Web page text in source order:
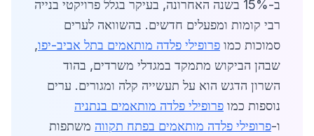
ב-15% בשנה האחרונה, בעיקר בגלל פרויקטי בנייה
רבי קומות ומפעלים חדשים. בהשוואה לערים
סמוכות כמו פרופילי פלדה מותאמים בתל אביב-יפו,
שבהן הביקוש מתמקד במגדלי משרדים, בהוד
השרון הדגש הוא על תעשייה קלה ומגורים. ערים
נוספות כמו פרופילי פלדה מותאמים בנתניה
ו-פרופילי פלדה מותאמים בפתח תקווה משתפות